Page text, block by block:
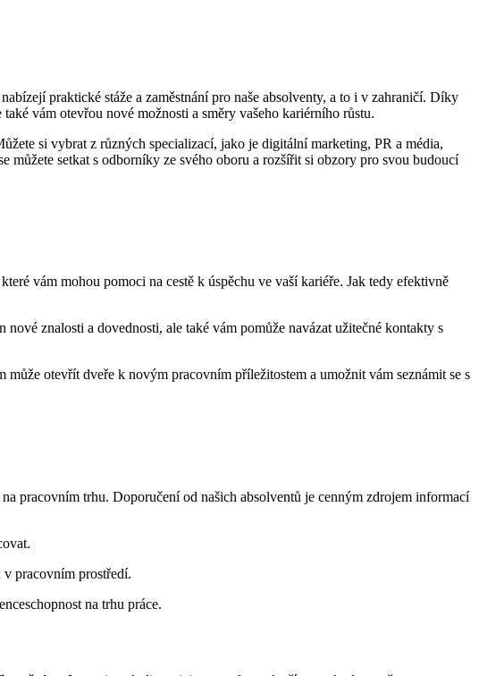
praktické stáže a ⁣zaměstnání pro naše absolventy, a to i⁣ v⁢ zahraničí. Díky‌
vám otevřou nové možnosti a směry vašeho kariérního růstu.
si vybrat z různých specializací, jako je digitální ⁢marketing, PR a média,
můžete setkat s⁤ odborníky ze svého oboru a rozšířit si obzory pro svou budoucí
vám⁢ mohou pomoci na ⁤cestě k⁢ úspěchu ⁤ve vaší kariéře. Jak tedy efektivně
znalosti a dovednosti, ale ⁢také vám pomůže navázat užitečné kontakty s
otevřít dveře k novým pracovním ⁣příležitostem a​ umožnit vám seznámit se s
‌pracovním trhu. Doporučení od našich absolventů‌ je cenným zdrojem‍ informací
v⁣ pracovním prostředí.
na⁢ trhu práce.